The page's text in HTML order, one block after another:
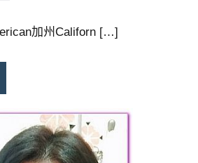
加州Californ […]